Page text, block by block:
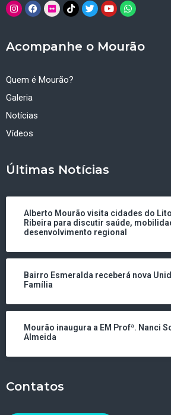
Acompanhe o Mourão
Quem é Mourão?
Galeria
Notícias
Vídeos
Últimas Notícias
Alberto Mourão visita cidades do
Ribeira para discutir saúde,
desenvolvimento regional
Bairro Esmeralda receberá nova
Família
Mourão inaugura a EM Profª. Nanci
Almeida
Contatos